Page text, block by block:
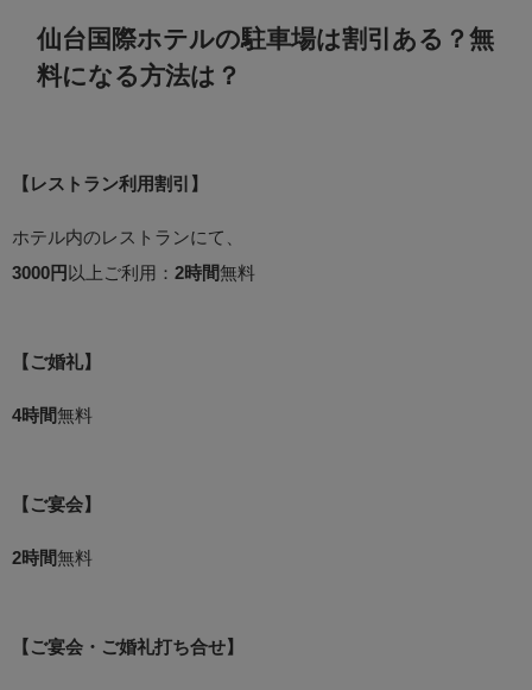
仙台国際ホテルの駐車場は割引ある？無
料になる方法は？
【レストラン利用割引】
ホテル内のレストランにて、
3000円 以上ご利用： 2時間無料
【ご婚礼】
4時間無料
【ご宴会】
2時間無料
【ご宴会・ご婚礼打ち合せ】